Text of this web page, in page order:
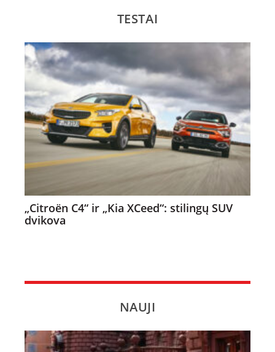
TESTAI
„Citroën C4“ ir „Kia XCeed“: stilingų SUV
dvikova
NAUJI